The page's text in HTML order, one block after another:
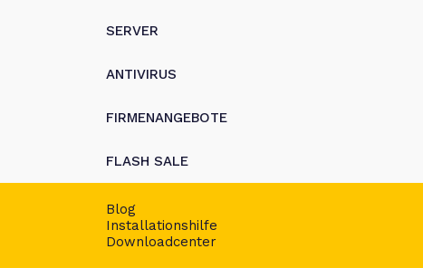
SERVER
ANTIVIRUS
FIRMENANGEBOTE
FLASH SALE
Blog
Installationshilfe
Downloadcenter